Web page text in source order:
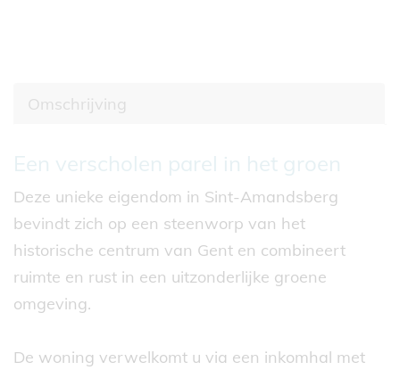
Omschrijving
Omschrijving
Een verscholen parel in het groen
Deze unieke eigendom in Sint-Amandsberg
bevindt zich op een steenworp van het
historische centrum van Gent en combineert
ruimte en rust in een uitzonderlijke groene
omgeving.
De woning verwelkomt u via een inkomhal met